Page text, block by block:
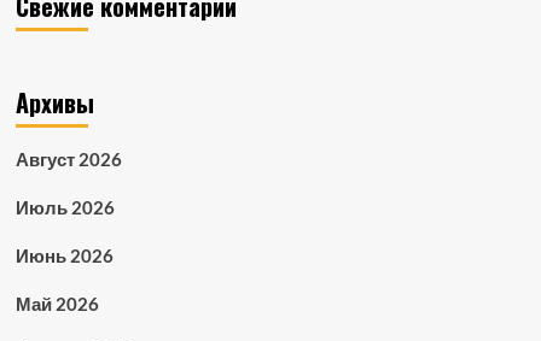
Архивы
Август 2026
Июль 2026
Июнь 2026
Май 2026